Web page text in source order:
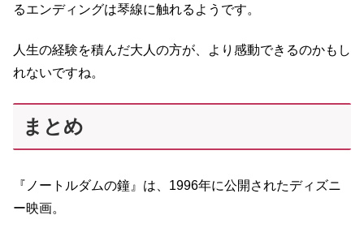
るエンディングは琴線に触れるようです。
人生の経験を積んだ大人の方が、より感動できるのかもし
れないですね。
まとめ
『ノートルダムの鐘』は、1996年に公開されたディズニ
ー映画。